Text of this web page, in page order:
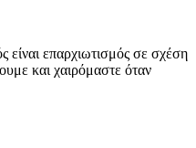
επαρχιωτισμός σε σχέση
και χαιρόμαστε όταν